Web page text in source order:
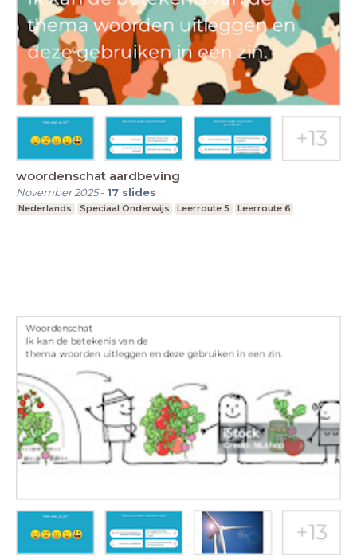
woordenschat aardbeving
November 2025- 17 slides
Nederlands Speciaal Onderwijs Leerroute 5 Leerroute 6